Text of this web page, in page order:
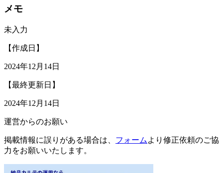
メモ
未入力
【作成日】
2024年12月14日
【最終更新日】
2024年12月14日
運営からのお願い
掲載情報に誤りがある場合は、 フォーム より修正依頼のご協
力をお願いいたします。